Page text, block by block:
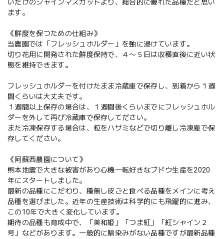
いだけのシャインマスカットより、総合的に優れた品種だと思い
ます。
《鮮度を保つための仕組み》
当農園では「フレッシュホルダー」を軸に浸けています。
切り花用に開発された鮮度保持で、４〜５日は収穫直後に近い状
態を維持できます。
フレッシュホルダーを付けたまま冷蔵庫で保存し、到着から１週
間くらいは大丈夫です。
１週間以上保存の場合は、１週間後くらいまでにフレッシュホル
ダーを外して再び冷蔵庫で保存してださい。
また冷凍保存する場合は、粒をハサミなどで切り離し冷凍庫で保
存してください。
《阿蘇西農園について》
熊本地震で大きな被害があり心機一転好きなブドウ生産を2020
年にスタートしました。
最新の品種にこだわり、種無し皮ごと食べる品種をメインに考え
品種を選びました。近年の生産技術は科学的にも飛躍的に進み、
この10年で大きく変化しています。
期待の品種も育成中で、「美和姫」「つま紅」「紅シャイン２
号」などがあります。一般的に馴染みがない品種ですが最新品種